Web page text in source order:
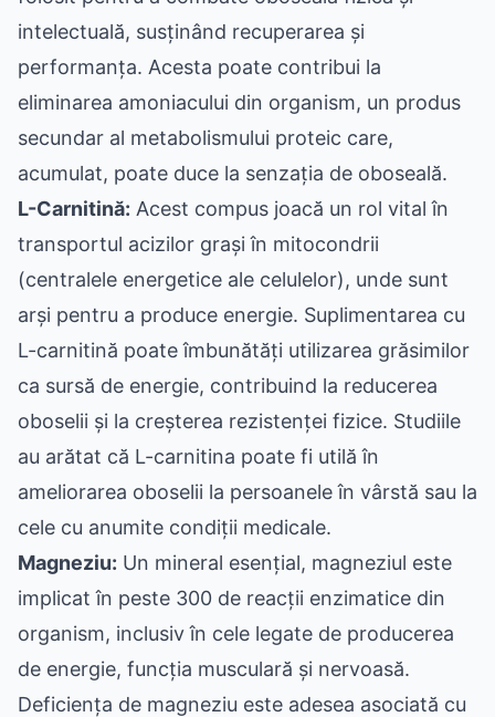
intelectuală, susținând recuperarea și
performanța. Acesta poate contribui la
eliminarea amoniacului din organism, un produs
secundar al metabolismului proteic care,
acumulat, poate duce la senzația de oboseală.
L-Carnitină: Acest compus joacă un rol vital în
transportul acizilor grași în mitocondrii
(centralele energetice ale celulelor), unde sunt
arși pentru a produce energie. Suplimentarea cu
L-carnitină poate îmbunătăți utilizarea grăsimilor
ca sursă de energie, contribuind la reducerea
oboselii și la creșterea rezistenței fizice. Studiile
au arătat că L-carnitina poate fi utilă în
ameliorarea oboselii la persoanele în vârstă sau la
cele cu anumite condiții medicale.
Magneziu: Un mineral esențial, magneziul este
implicat în peste 300 de reacții enzimatice din
organism, inclusiv în cele legate de producerea
de energie, funcția musculară și nervoasă.
Deficiența de magneziu este adesea asociată cu